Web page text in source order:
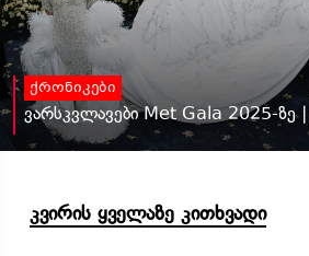
ქრონიკები
ვარსკვლავები Met Gala 2025-ზე
კვირის ყველაზე კითხვადი